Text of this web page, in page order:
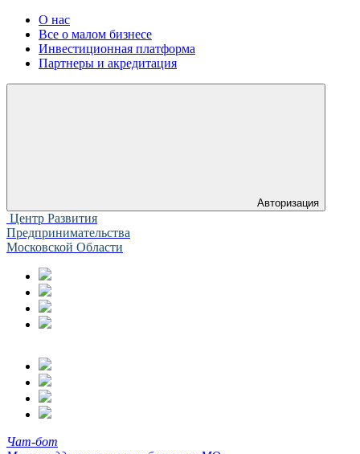
О нас
Все о малом бизнесе
Инвестиционная платформа
Партнеры и акредитация
Авторизация
Центр Развития
Предпринимательства
Московской Области
Чат-бот